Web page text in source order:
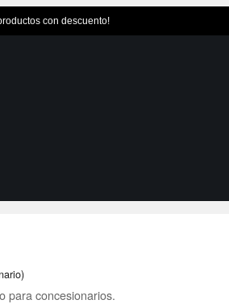
con descuento!
para concesionarios.